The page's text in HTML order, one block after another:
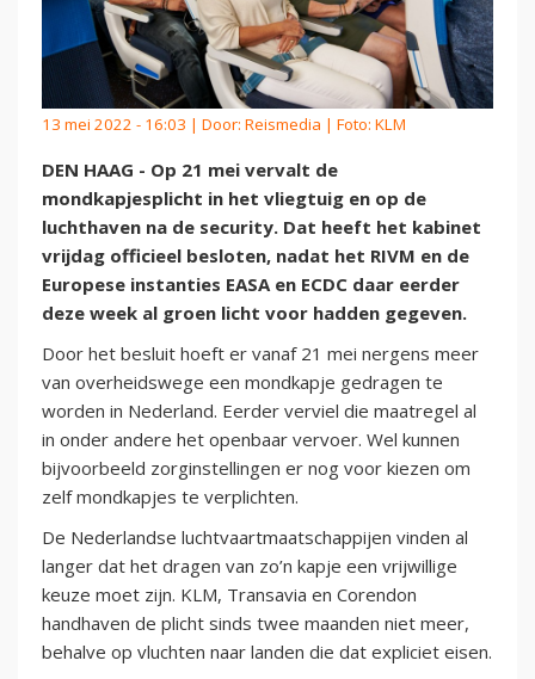
13 mei 2022 - 16:03 | Door: Reismedia | Foto: KLM
DEN HAAG - Op 21 mei vervalt de
mondkapjesplicht in het vliegtuig en op de
luchthaven na de security. Dat heeft het kabinet
vrijdag officieel besloten, nadat het RIVM en de
Europese instanties EASA en ECDC daar eerder
deze week al groen licht voor hadden gegeven.
Door het besluit hoeft er vanaf 21 mei nergens meer
van overheidswege een mondkapje gedragen te
worden in Nederland. Eerder verviel die maatregel al
in onder andere het openbaar vervoer. Wel kunnen
bijvoorbeeld zorginstellingen er nog voor kiezen om
zelf mondkapjes te verplichten.
De Nederlandse luchtvaartmaatschappijen vinden al
langer dat het dragen van zo’n kapje een vrijwillige
keuze moet zijn. KLM, Transavia en Corendon
handhaven de plicht sinds twee maanden niet meer,
behalve op vluchten naar landen die dat expliciet eisen.